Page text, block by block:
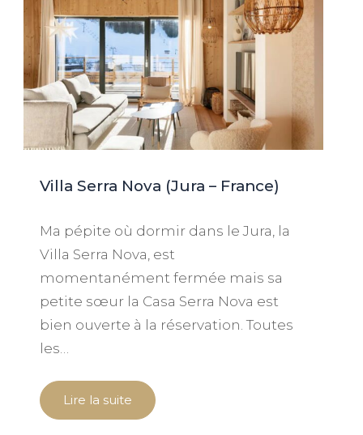
Villa Serra Nova (Jura – France)
Ma pépite où dormir dans le Jura, la
Villa Serra Nova, est
momentanément fermée mais sa
petite sœur la Casa Serra Nova est
bien ouverte à la réservation. Toutes
les…
Lire la suite